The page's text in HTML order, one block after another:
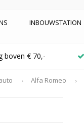
INBOUWSTATION
boven € 70,-
Alfa Romeo